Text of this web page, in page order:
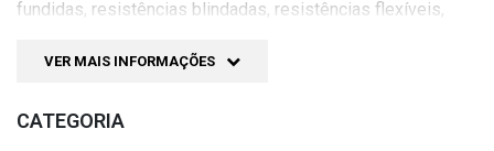
fundidas, resistências blindadas, resistências flexíveis,
mantém uma equipe de suporte técnico especialista para
VER MAIS INFORMAÇÕES
CATEGORIA